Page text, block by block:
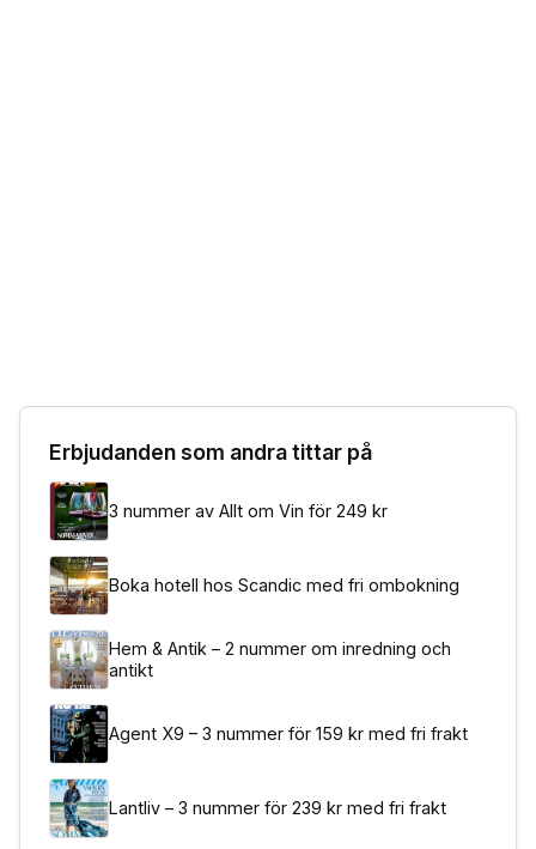
Erbjudanden som andra tittar på
3 nummer av Allt om Vin för 249 kr
Boka hotell hos Scandic med fri ombokning
Hem & Antik – 2 nummer om inredning och
antikt
Agent X9 – 3 nummer för 159 kr med fri frakt
Lantliv – 3 nummer för 239 kr med fri frakt